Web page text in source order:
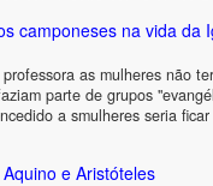
camponeses na vida da
as mulheres não
parte de grupos
a smulheres seria
e Aristóteles